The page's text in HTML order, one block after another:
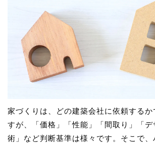
家づくりは、どの建築会社に依頼するか
すが、「価格」「性能」「間取り」「
術」など判断基準は様々です。そこで、